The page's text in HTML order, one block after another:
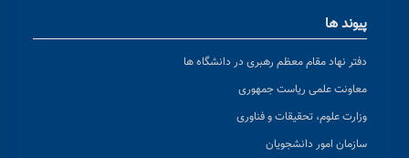
پیوند ها
دفتر نهاد مقام معظم رهبری در دانشگاه ها
معاونت علمی ریاست جمهوری
وزارت علوم، تحقیقات و فناوری
سازمان امور دانشجویان